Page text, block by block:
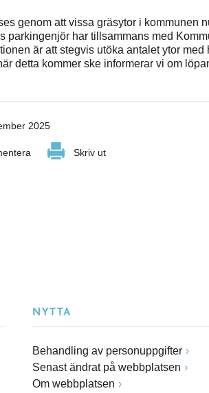
genom att vissa gräsytor i kommunen
parkingenjör har tillsammans med
är att stegvis utöka antalet ytor
detta kommer ske informerar vi om
2025
Skriv ut
NYTTA
Behandling av personuppgifter
Senast ändrat på webbplatsen
Om webbplatsen